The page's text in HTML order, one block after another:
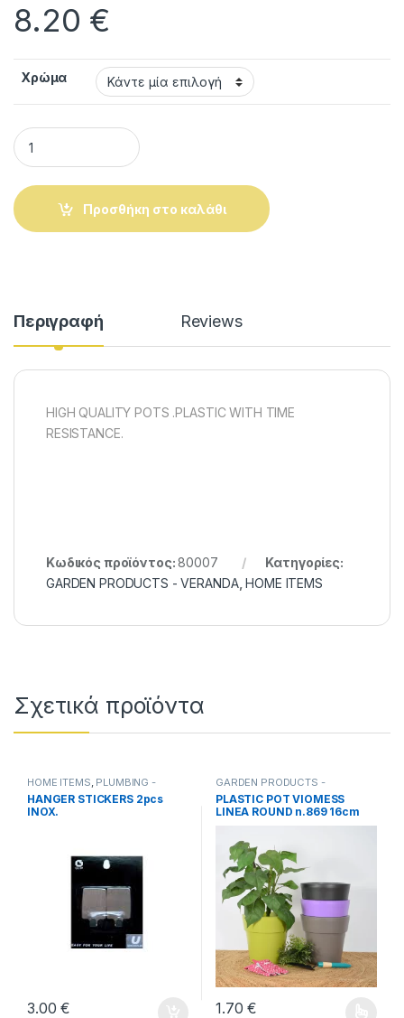
8.20 €
Χρώμα
PLASTIC POT VIOMESS LINEA SQUARE n.572 27cm ON
Προσθήκη στο καλάθι
Περιγραφή Reviews
HIGH QUALITY POTS .PLASTIC WITH TIME
RESISTANCE.
Κωδικός προϊόντος:80007
Κατηγορίες:
GARDEN PRODUCTS - VERANDA,HOME ITEMS
Σχετικά προϊόντα
HOME ITEMS, PLUMBING -
BATHROOM ITEMS
HANGER STICKERS 2pcs
INOX.
3.00€
GARDEN PRODUCTS -
VERANDA ,HOME ITEMS
PLASTIC POT VIOMESS
LINEA ROUND n.869 16cm
1.70€